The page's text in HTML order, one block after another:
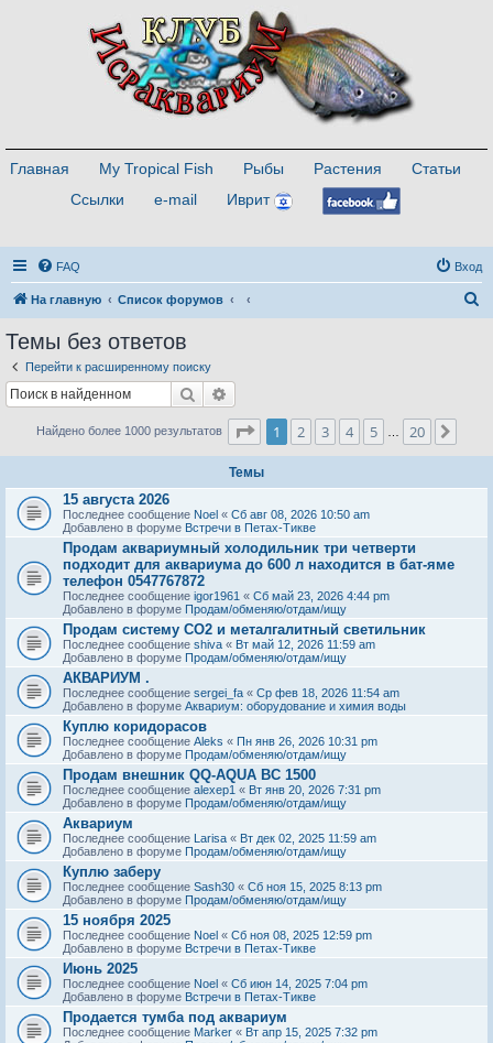
Главная My Tropical Fish Рыбы Растения
Статьи
Ссылки
e-mail Иврит
FAQ Вход
На главную Список форумов
Темы без ответов
Перейти к расширенному поиску
Поиск
Найдено более 1000 результатов Страница1 из
1 2 3 4 5 20
Темы
15 августа 2026
Последнее сообщение Noel « Сб авг 08, 2026 10:50 am
Добавлено в форуме Встречи в Петах-Тикве
Продам аквариумный холодильник три четверти
подходит для аквариума до 600 л находится в бат-яме
телефон 0547767872
Последнее сообщение igor1961 « Сб май 23, 2026 4:44 pm
Добавлено в форуме Продам/обменяю/отдам/ищу
Продам систему СО2 и металгалитный светильник
Последнее сообщение shiva « Вт май 12, 2026 11:59 am
Добавлено в форуме Продам/обменяю/отдам/ищу
АКВАРИУМ .
Последнее сообщение sergei_fa « Ср фев 18, 2026 11:54 am
Добавлено в форуме Аквариум: оборудование и химия воды
Куплю коридорасов
Последнее сообщение Aleks « Пн янв 26, 2026 10:31 pm
Добавлено в форуме Продам/обменяю/отдам/ищу
Продам внешник QQ-AQUA BC 1500
Последнее сообщение alexep1 « Вт янв 20, 2026 7:31 pm
Добавлено в форуме Продам/обменяю/отдам/ищу
Аквариум
Последнее сообщение Larisa « Вт дек 02, 2025 11:59 am
Добавлено в форуме Продам/обменяю/отдам/ищу
Куплю заберу
Последнее сообщение Sash30 « Сб ноя 15, 2025 8:13 pm
Добавлено в форуме Продам/обменяю/отдам/ищу
15 ноября 2025
Последнее сообщение Noel « Сб ноя 08, 2025 12:59 pm
Добавлено в форуме Встречи в Петах-Тикве
Июнь 2025
Последнее сообщение Noel « Сб июн 14, 2025 7:04 pm
Добавлено в форуме Встречи в Петах-Тикве
Продается тумба под аквариум
Последнее сообщение Marker « Вт апр 15, 2025 7:32 pm